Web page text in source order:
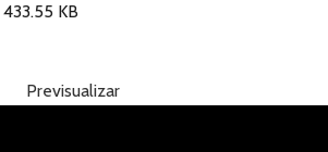
KB
Previsualizar